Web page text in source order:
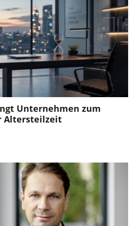
Unternehmen zum
Altersteilzeit